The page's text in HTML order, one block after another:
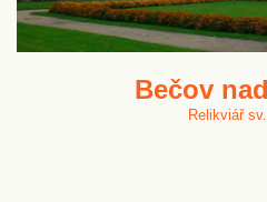
Bečov
Relikviář